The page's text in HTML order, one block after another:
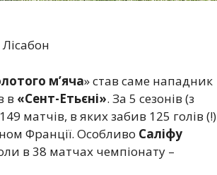
м’яча» став саме нападник
в «Сент-Етьєні». За 5 сезонів (з
матчів, в яких забив 125 голів (!)
Франції. Особливо Саліфу
в 38 матчах чемпіонату –